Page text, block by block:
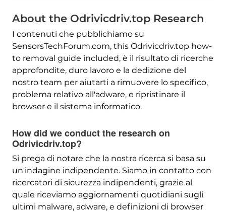
About the Odrivicdriv.top Research
I contenuti che pubblichiamo su
SensorsTechForum.com, this Odrivicdriv.top how-
to removal guide included, è il risultato di ricerche
approfondite, duro lavoro e la dedizione del
nostro team per aiutarti a rimuovere lo specifico,
problema relativo all'adware, e ripristinare il
browser e il sistema informatico.
How did we conduct the research on
Odrivicdriv.top?
Si prega di notare che la nostra ricerca si basa su
un'indagine indipendente. Siamo in contatto con
ricercatori di sicurezza indipendenti, grazie al
quale riceviamo aggiornamenti quotidiani sugli
ultimi malware, adware, e definizioni di browser